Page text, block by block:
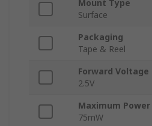
Mount Type
Surface
Packaging
Tape & Reel
Forward Voltage
2.5V
Maximum
75mW